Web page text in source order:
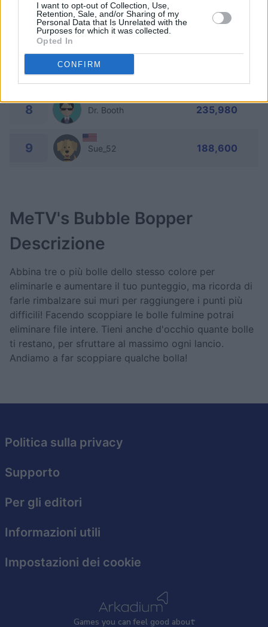
I want to opt-out of Collection, Use,
Retention, Sale, and/or Sharing of my
Personal Data that Is Unrelated with the
Purposes for which it was collected.
Opted In
CONFIRM
Juliek
7
8 Dr. Booth 235,980
9 Sue_52 188,600
MeTV's Bubble Bopper
Descrizione
Abbina tre o più bolle dello stesso colore per
eliminarle e aumentare il tuo punteggio, ma ricorda di
farle rimbalzare sui muri per raggiungere i punti più
difficili! Facendo scoppiare le bolle fulmine potrai
eliminare file intere. Tieni anche d'occhio quante bolle
ti restano, per sfruttare al massimo ogni lancio.
Andiamo a far scoppiare qualche bolla!
Games you can feel good about
Politica sulla privacy
Supporto
Per gli editori
Informazioni utili
Impostazioni dei cookie